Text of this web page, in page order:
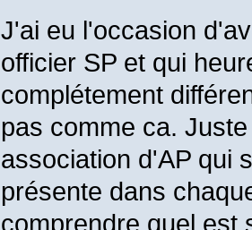
J'ai eu l'occasion
officier SP et qui
complétement
pas comme ca.
association d'AP qui
présente dans
comprendre quel est